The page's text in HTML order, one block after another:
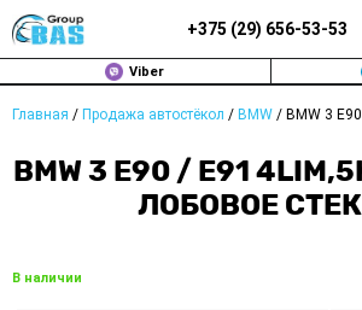
+375 (29) 656-53-53
Viber
Главная / Продажа автостёкол / BMW / BMW 3
BMW 3 E90 / E91
ЛОБОВОЕ
В наличии
ЗАМЕНА АВТОСТЕКОЛ В МИНСКЕ
ПРОДАЖА АВТОСТЁКОЛ